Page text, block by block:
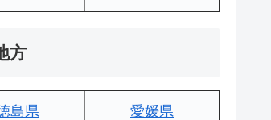
方
島県 愛媛県